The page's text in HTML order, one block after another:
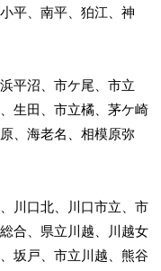
平、南平、狛江、神
平沼、市ケ尾、市立
生田、市立橘、茅ケ崎
、海老名、相模原弥
川口北、川口市立、市
合、県立川越、川越女
坂戸、市立川越、熊谷